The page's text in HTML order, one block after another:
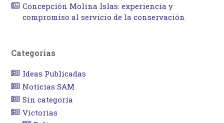
Concepción Molina Islas: experiencia y
compromiso al servicio de la conservación
Categorías
Ideas Publicadas
Noticias SAM
Sin categoría
Victorias